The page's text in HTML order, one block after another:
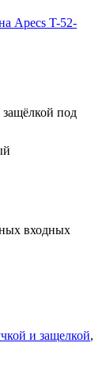
под
входных
и защелкой,